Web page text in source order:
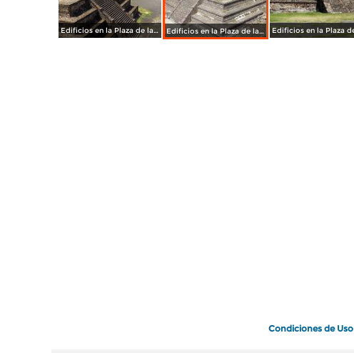
Edificios en la Plaza de la Luna Edificios en la Plaza de la Luna
Condiciones de Uso